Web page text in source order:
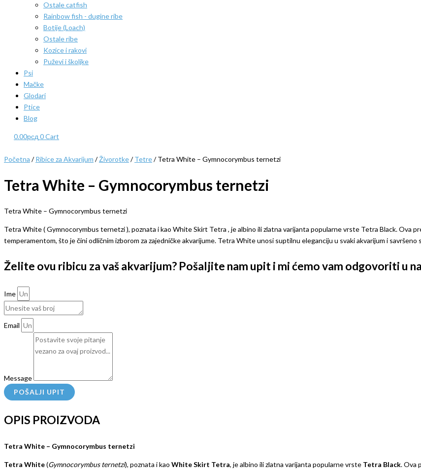
Ostale catfish
Rainbow fish - dugine ribe
Botije (Loach)
Ostale ribe
Kozice i rakovi
Puževi i školjke
Psi
Mačke
Glodari
Ptice
Blog
0.00рсд 0Cart
Početna /Ribice za Akvarijum /Živorotke/Tetre/ Tetra White – Gymnocorymbus ternetzi
Tetra White – Gymnocorymbus ternetzi
Tetra White – Gymnocorymbus ternetzi
Tetra White ( Gymnocorymbus ternetzi ), poznata i kao White Skirt Tetra , je albino ili zlatna varijanta popularne vrste Tetra Black. Ova
temperamentom, što je čini odličnim izborom za zajedničke akvarijume. Tetra White unosi suptilnu eleganciju u svaki akvarijum i savršeno
Želite ovu ribicu za vaš akvarijum? Pošaljite nam upit i mi ćemo vam odgovoriti u
Ime
Email
Message
POŠALJI UPIT
OPIS PROIZVODA
Tetra White – Gymnocorymbus ternetzi
Tetra White(Gymnocorymbus ternetzi), poznata i kao White Skirt Tetra, je albino ili zlatna varijanta popularne vrste Tetra Black. Ova